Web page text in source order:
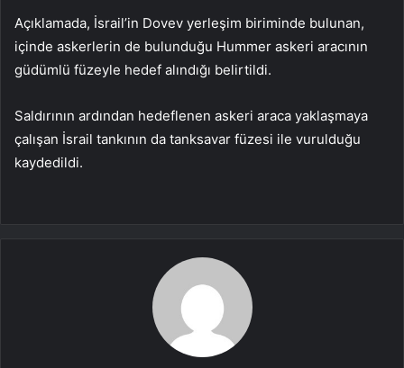
Açıklamada, İsrail’in Dovev yerleşim biriminde bulunan,
içinde askerlerin de bulunduğu Hummer askeri aracının
güdümlü füzeyle hedef alındığı belirtildi.
Saldırının ardından hedeflenen askeri araca yaklaşmaya
çalışan İsrail tankının da tanksavar füzesi ile vurulduğu
kaydedildi.